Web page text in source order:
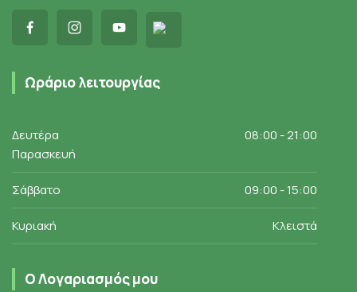
Ωράριο λειτουργίας
Δευτέρα
Παρασκευή
08:00 - 21:00
Σάββατο 09:00 - 15:00
Κυριακή Κλειστά
Ο Λογαριασμός μου